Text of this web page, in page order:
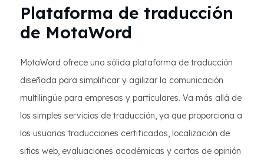
Plataforma de traducción
de MotaWord
MotaWord ofrece una sólida plataforma de traducción
diseñada para simplificar y agilizar la comunicación
multilingüe para empresas y particulares. Va más allá de
los simples servicios de traducción, ya que proporciona a
los usuarios traducciones certificadas, localización de
sitios web, evaluaciones académicas y cartas de opinión